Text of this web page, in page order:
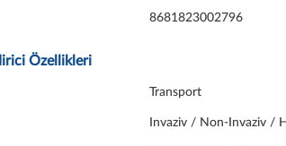
8681823002796
Özellikleri
Transport
Invaziv / Non-Invaziv /